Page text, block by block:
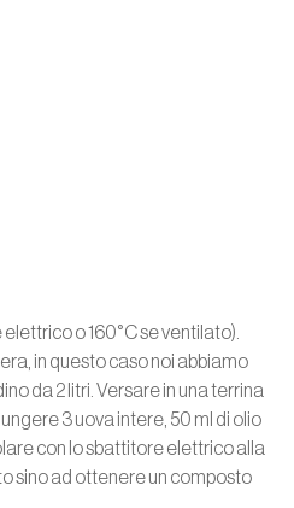
o 160°C se ventilato).
in questo caso noi abbiamo
da 2 litri. Versare in una terrina
3 uova intere, 50 ml di olio
con lo sbattitore elettrico alla
sino ad ottenere un composto